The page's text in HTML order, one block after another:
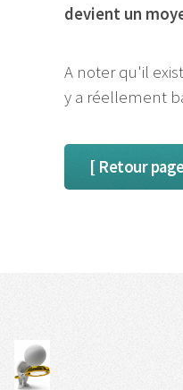
devient un
A noter qu'il
y a réellement
[ Retour